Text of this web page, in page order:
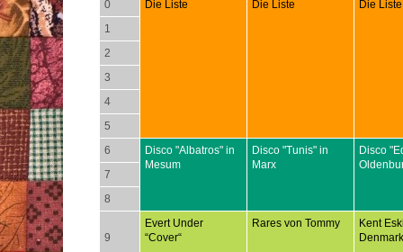
0 Die Liste Die Liste
Die Liste
1
2
3
4
5
6
Disco "Albatros" in
Mesum
Disco "Tunis" in
Marx
Disco
7
8
9
Evert Under
“Cover“
Rares von Tommy
Kent
Denmark